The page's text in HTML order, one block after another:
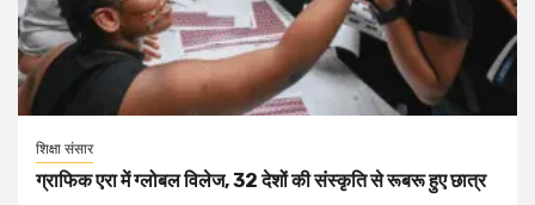
शिक्षा संसार
ग्राफिक एरा में ग्लोबल विलेज, 32 देशों की संस्कृति से रूबरू हुए छात्र